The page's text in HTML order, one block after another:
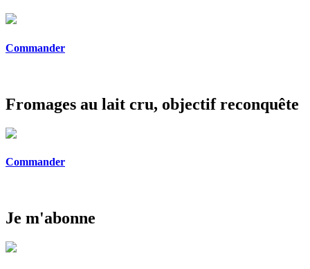
Commander
Fromages au lait cru, objectif reconquête
Commander
Je m'abonne